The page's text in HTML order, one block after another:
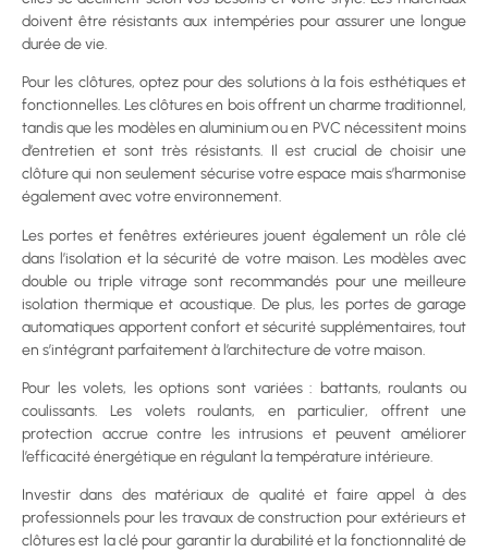
doivent être résistants aux intempéries pour assurer une longue
durée de vie.
Pour les clôtures, optez pour des solutions à la fois esthétiques et
fonctionnelles. Les clôtures en bois offrent un charme traditionnel,
tandis que les modèles en aluminium ou en PVC nécessitent moins
d’entretien et sont très résistants. Il est crucial de choisir une
clôture qui non seulement sécurise votre espace mais s’harmonise
également avec votre environnement.
Les portes et fenêtres extérieures jouent également un rôle clé
dans l’isolation et la sécurité de votre maison. Les modèles avec
double ou triple vitrage sont recommandés pour une meilleure
isolation thermique et acoustique. De plus, les portes de garage
automatiques apportent confort et sécurité supplémentaires, tout
en s’intégrant parfaitement à l’architecture de votre maison.
Pour les volets, les options sont variées : battants, roulants ou
coulissants. Les volets roulants, en particulier, offrent une
protection accrue contre les intrusions et peuvent améliorer
l’efficacité énergétique en régulant la température intérieure.
Investir dans des matériaux de qualité et faire appel à des
professionnels pour les travaux de construction pour extérieurs et
clôtures est la clé pour garantir la durabilité et la fonctionnalité de